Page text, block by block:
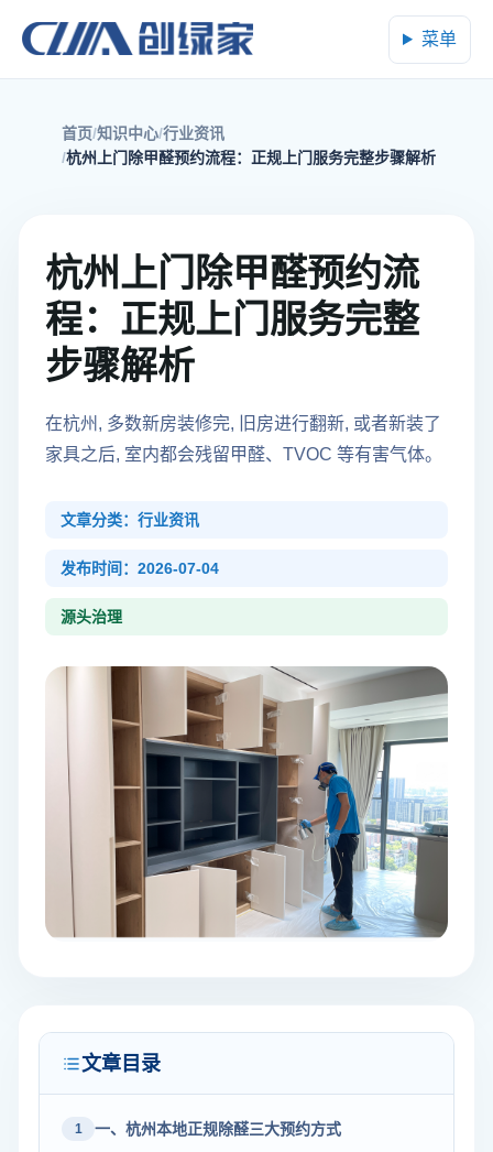
菜单
首页 知识中心 行业资讯
杭州上门除甲醛预约流程：正规上门服务完整步骤解析
杭州上门除甲醛预约流
程：正规上门服务完整
步骤解析
在杭州, 多数新房装修完, 旧房进行翻新, 或者新装了
家具之后, 室内都会残留甲醛、TVOC 等有害气体。
文章分类：行业资讯
发布时间：2026-07-04
源头治理
文章目录
1 一、杭州本地正规除醛三大预约方式